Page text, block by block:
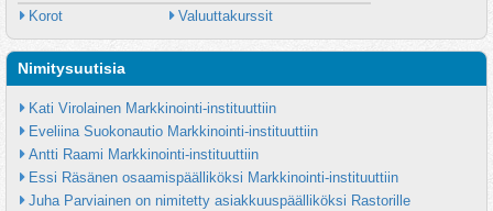
Korot Valuuttakurssit
Nimitysuutisia
Kati Virolainen Markkinointi-instituuttiin
Eveliina Suokonautio Markkinointi-instituuttiin
Antti Raami Markkinointi-instituuttiin
Essi Räsänen osaamispäälliköksi Markkinointi-instituuttiin
Juha Parviainen on nimitetty asiakkuuspäälliköksi Rastorille